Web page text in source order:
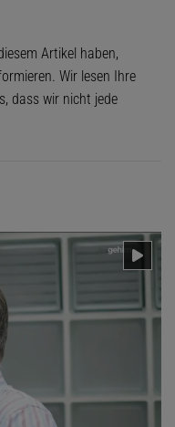
Artikel haben,
Wir lesen Ihre
dass wir nicht jede